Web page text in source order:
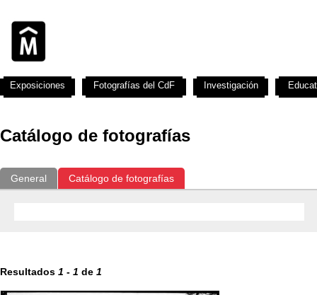
Catálogo de fotografías
General Catálogo de fotografías
Resultados 1 - 1 de 1
Exposiciones Fotografías del CdF Investigación